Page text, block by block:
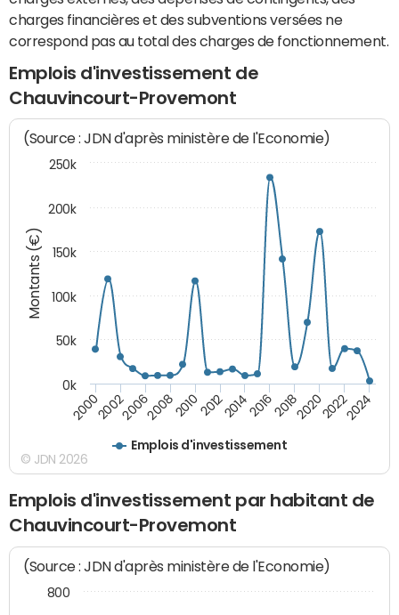
charges financières et des subventions versées ne
correspond pas au total des charges de fonctionnement.
Emplois d'investissement de
Chauvincourt-Provemont
Montants (€)
(Source : JDN d'après ministère de l'Economie)
Emplois d'investissement
200020022006200820102012201420162018202020222024
0k
50k
100k
150k
200k
250k
© JDN 2026
Emplois d'investissement par habitant de
Chauvincourt-Provemont
(Source : JDN d'après ministère de l'Economie)
800